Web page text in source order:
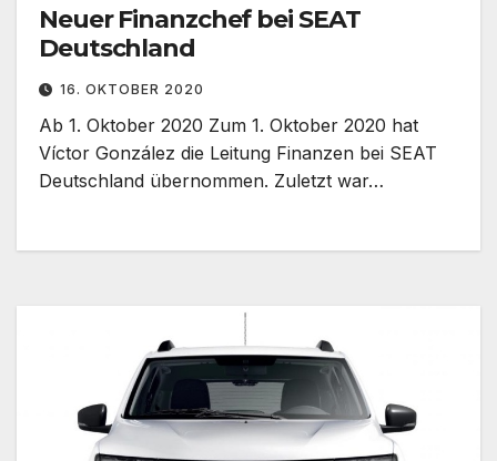
Neuer Finanzchef bei SEAT
Deutschland
16. OKTOBER 2020
Ab 1. Oktober 2020 Zum 1. Oktober 2020 hat
Víctor González die Leitung Finanzen bei SEAT
Deutschland übernommen. Zuletzt war…